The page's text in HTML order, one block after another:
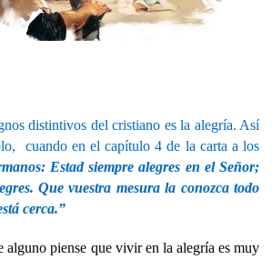
distintivos del cristiano es la alegría. Así
cuando en el capítulo 4 de la carta a los
Estad siempre alegres en el Señor;
Que vuestra mesura la conozca todo
cerca.”
alguno piense que vivir en la alegría es muy